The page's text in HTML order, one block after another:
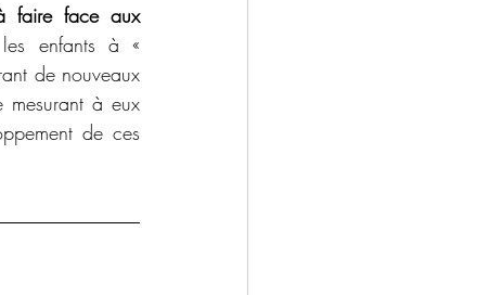
faire face aux
enfants à «
de nouveaux
mesurant à eux
de ces